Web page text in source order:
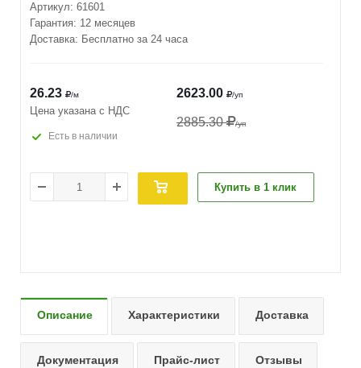
Артикул: 61601
Гарантия: 12 месяцев
Доставка: Бесплатно за 24 часа
2623.00 /уп
2885.30 /уп
26.23 /м
Цена указана с НДС
Есть в наличии
Купить в 1 клик
Описание Характеристики Доставка
Документация Прайс-лист Отзывы